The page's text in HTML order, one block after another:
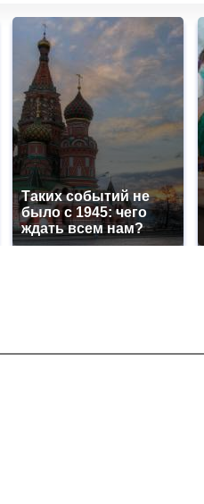
Таких событий не
было с 1945: чего
ждать всем нам?